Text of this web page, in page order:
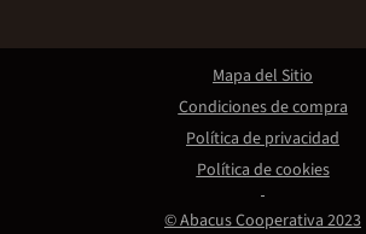
© Abacus Cooperativa 2023
Mapa del Sitio
Condiciones de compra
Política de privacidad
Política de cookies